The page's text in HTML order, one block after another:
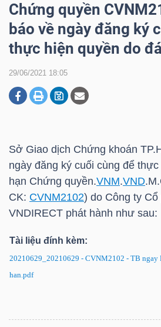
Chứng quyền
báo về ngày đăng ký
thực hiện quyền do
29/06/2021 18:05
Sở Giao dịch Chứng khoán
ngày đăng ký cuối cùng để
hạn Chứng quyền.VNM.VND
CK: CVNM2102) do Công ty
VNDIRECT phát hành như sau:
Tài liệu đính kèm:
20210629_20210629 - CVNM2102 - TB ngay
han.pdf
CHỨNG
KHOÁN
DOANH
BẤT
TÀI
CHÍNH